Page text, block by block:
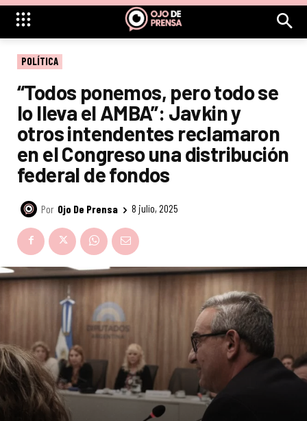
POLÍTICA
“Todos ponemos, pero todo se
lo lleva el AMBA”: Javkin y
otros intendentes reclamaron
en el Congreso una distribución
federal de fondos
Por Ojo De Prensa 8 julio, 2025